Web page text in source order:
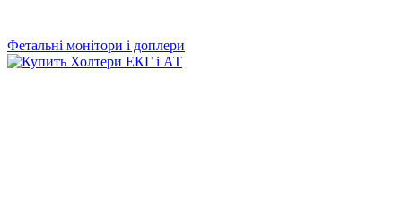
Фетальні монітори і доплери